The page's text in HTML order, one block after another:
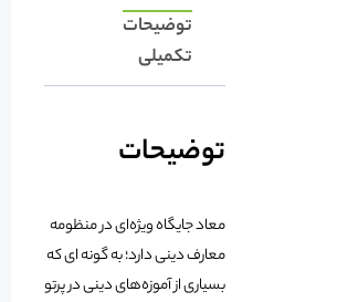
توضیحات
تکمیلی
توضیحات
معاد جایگاه ویژه‌ای در منظومه
معارف دینی دارد؛ به گونه ای که
بسیاری از آموزه‌های دینی در پرتو